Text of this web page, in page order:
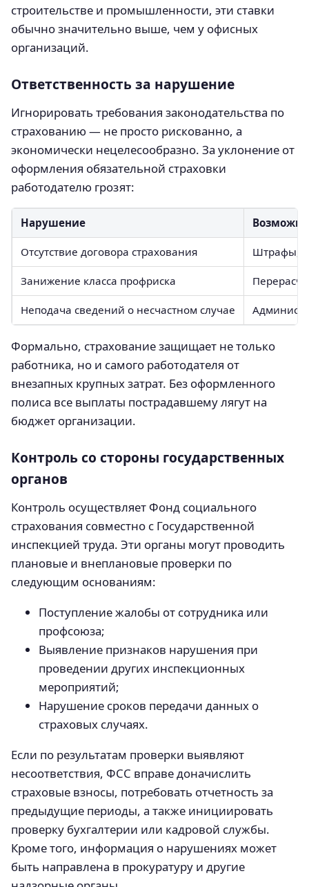
строительстве и промышленности, эти ставки
обычно значительно выше, чем у офисных
организаций.
Ответственность за нарушение
Игнорировать требования законодательства по
страхованию — не просто рискованно, а
экономически нецелесообразно. За уклонение от
оформления обязательной страховки
работодателю грозят:
Нарушение
Отсутствие договора страхования Штрафы,
Занижение класса профриска
Неподача сведений о несчастном случае
Формально, страхование защищает не только
работника, но и самого работодателя от
внезапных крупных затрат. Без оформленного
полиса все выплаты пострадавшему лягут на
бюджет организации.
Контроль со стороны государственных
органов
Контроль осуществляет Фонд социального
страхования совместно с Государственной
инспекцией труда. Эти органы могут проводить
плановые и внеплановые проверки по
следующим основаниям:
Поступление жалобы от сотрудника или
профсоюза;
Выявление признаков нарушения при
проведении других инспекционных
мероприятий;
Нарушение сроков передачи данных о
страховых случаях.
Если по результатам проверки выявляют
несоответствия, ФСС вправе доначислить
страховые взносы, потребовать отчетность за
предыдущие периоды, а также инициировать
проверку бухгалтерии или кадровой службы.
Кроме того, информация о нарушениях может
быть направлена в прокуратуру и другие